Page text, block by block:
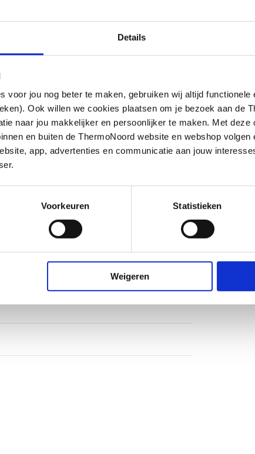
Details
voor jou nog beter te maken, gebruiken wij altijd
Ook willen we cookies plaatsen om je bezoek aan de
naar jou makkelijker en persoonlijker te maken. Met deze
en buiten de ThermoNoord website en webshop
app, advertenties en communicatie aan jouw
Voorkeuren Statistieken
Weigeren
vast paneel